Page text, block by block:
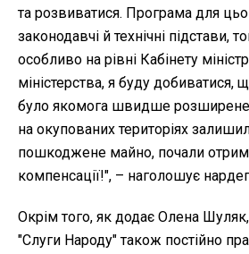
та розвиватися. Програма для
законодавчі й технічні підстави,
особливо на рівні Кабінету
міністерства, я буду добиватися,
було якомога швидше розширене,
на окупованих територіях
пошкоджене майно, почали
компенсації!", – наголошує
Окрім того, як додає Олена
"Слуги Народу" також постійно